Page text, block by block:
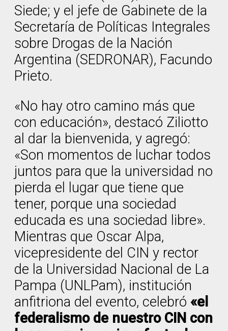
Siede; y el jefe de Gabinete de la
Secretaría de Políticas Integrales
sobre Drogas de la Nación
Argentina (SEDRONAR), Facundo
Prieto.
«No hay otro camino más que
con educación», destacó Ziliotto
al dar la bienvenida, y agregó:
«Son momentos de luchar todos
juntos para que la universidad no
pierda el lugar que tiene que
tener, porque una sociedad
educada es una sociedad libre».
Mientras que Oscar Alpa,
vicepresidente del CIN y rector
de la Universidad Nacional de La
Pampa (UNLPam), institución
anfitriona del evento, celebró «el
federalismo de nuestro CIN con